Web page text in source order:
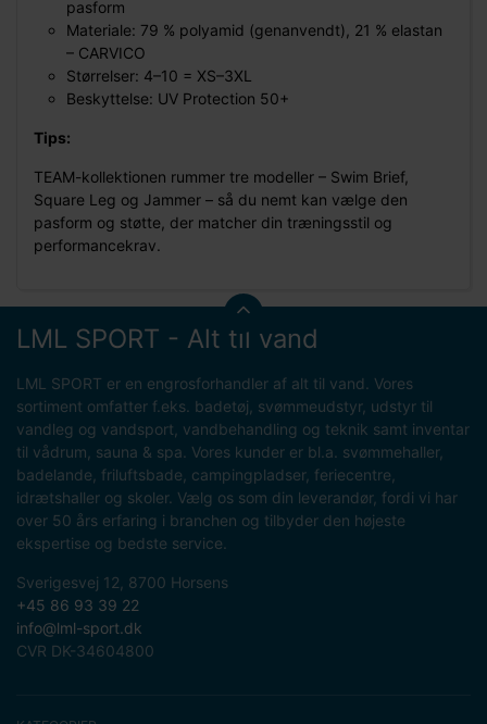
pasform
Materiale: 79 % polyamid (genanvendt), 21 % elastan
– CARVICO
Størrelser: 4–10 = XS–3XL
Beskyttelse: UV Protection 50+
Tips:
TEAM-kollektionen rummer tre modeller – Swim Brief,
Square Leg og Jammer – så du nemt kan vælge den
pasform og støtte, der matcher din træningsstil og
performancekrav.
LML SPORT - Alt til vand
LML SPORT er en engrosforhandler af alt til vand. Vores
sortiment omfatter f.eks. badetøj, svømmeudstyr, udstyr til
vandleg og vandsport, vandbehandling og teknik samt inventar
til vådrum, sauna & spa. Vores kunder er bl.a. svømmehaller,
badelande, friluftsbade, campingpladser, feriecentre,
idrætshaller og skoler. Vælg os som din leverandør, fordi vi har
over 50 års erfaring i branchen og tilbyder den højeste
ekspertise og bedste service.
Sverigesvej 12, 8700 Horsens
+45 86 93 39 22
info@lml-sport.dk
CVR DK-34604800